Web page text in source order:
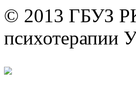
© 2013 ГБУЗ
психотерапии